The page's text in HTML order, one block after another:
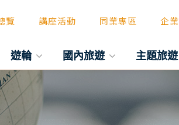
覽 講座活動 同業專區 企
遊輪 國內旅遊 主題旅遊